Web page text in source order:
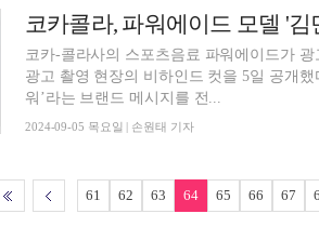
코카콜라, 파워에이드 모델 '
코카-콜라사의 스포츠음료 파워에이드가
광고 촬영 현장의 비하인드 컷을 5일 공개했다. 이번 광고는 ‘나만의 순간, 멈추지
워’라는 브랜드 메시지를 전...
2024-09-05 목요일 | 손원태 기자
61 62 63 64 65 66 67